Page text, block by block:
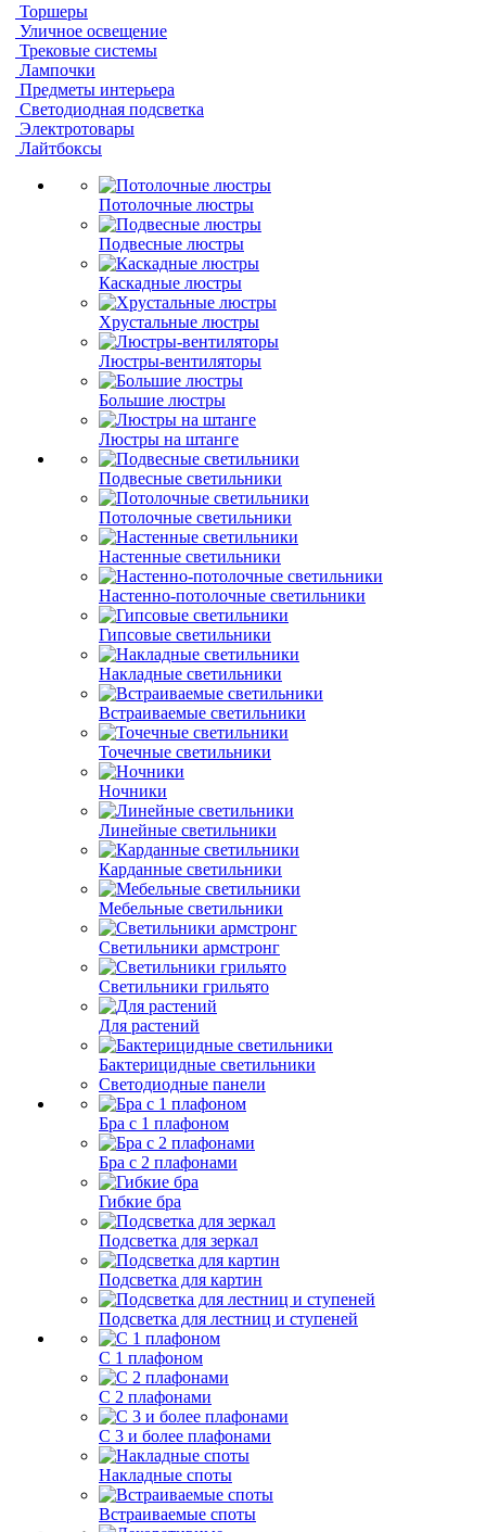
Торшеры
Уличное освещение
Трековые системы
Лампочки
Предметы интерьера
Светодиодная подсветка
Электротовары
Лайтбоксы
Потолочные люстры
Подвесные люстры
Каскадные люстры
Хрустальные люстры
Люстры-вентиляторы
Большие люстры
Люстры на штанге
Подвесные светильники
Потолочные светильники
Настенные светильники
Настенно-потолочные светильники
Гипсовые светильники
Накладные светильники
Встраиваемые светильники
Точечные светильники
Ночники
Линейные светильники
Карданные светильники
Мебельные светильники
Светильники армстронг
Светильники грильято
Для растений
Бактерицидные светильники
Светодиодные панели
Бра с 1 плафоном
Бра с 2 плафонами
Гибкие бра
Подсветка для зеркал
Подсветка для картин
Подсветка для лестниц и ступеней
С 1 плафоном
С 2 плафонами
С 3 и более плафонами
Накладные споты
Встраиваемые споты